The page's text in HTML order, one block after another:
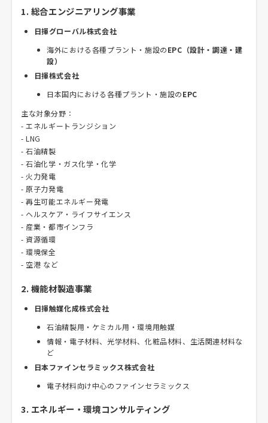
1. 総合エンジニアリング事業
日揮グローバル株式会社
海外における各種プラント・施設のEPC（設計・調達・建
設）
日揮株式会社
日本国内における各種プラント・施設のEPC
主な対象分野：
- エネルギートランジション
- LNG
- 石油精製
- 石油化学・ガス化学・化学
- 火力発電
- 原子力発電
- 再生可能エネルギー発電
- ヘルスケア・ライフサイエンス
- 産業・都市インフラ
- 資源循環
- 環境保全
- 空港 など
2. 機能材製造事業
日揮触媒化成株式会社
石油精製用・ケミカル用・環境用触媒
情報・電子材料、光学材料、化粧品材料、生活関連材料な
ど
日本ファインセラミックス株式会社
電子材料向け中心のファインセラミックス
3. エネルギー・環境コンサルティング